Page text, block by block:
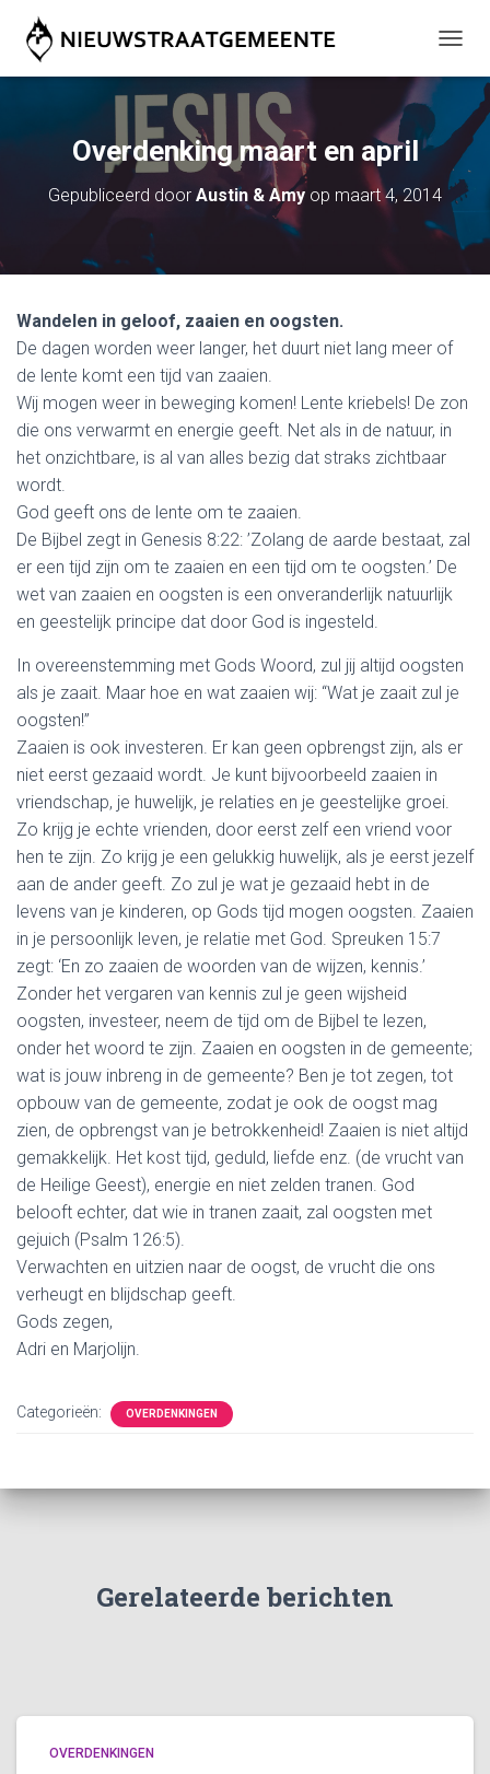
O
L
N
A
V
E
Overdenking maart en april
Gepubliceerd door Austin & Amy op maart 4, 2014
Wandelen in geloof, zaaien en oogsten.
De dagen worden weer langer, het duurt niet lang meer of
de lente komt een tijd van zaaien.
Wij mogen weer in beweging komen! Lente kriebels! De zon
die ons verwarmt en energie geeft. Net als in de natuur, in
het onzichtbare, is al van alles bezig dat straks zichtbaar
wordt.
God geeft ons de lente om te zaaien.
De Bijbel zegt in Genesis 8:22: ’Zolang de aarde bestaat, zal
er een tijd zijn om te zaaien en een tijd om te oogsten.’ De
wet van zaaien en oogsten is een onveranderlijk natuurlijk
en geestelijk principe dat door God is ingesteld.
In overeenstemming met Gods Woord, zul jij altijd oogsten
als je zaait. Maar hoe en wat zaaien wij: “Wat je zaait zul je
oogsten!”
Zaaien is ook investeren. Er kan geen opbrengst zijn, als er
niet eerst gezaaid wordt. Je kunt bijvoorbeeld zaaien in
vriendschap, je huwelijk, je relaties en je geestelijke groei.
Zo krijg je echte vrienden, door eerst zelf een vriend voor
hen te zijn. Zo krijg je een gelukkig huwelijk, als je eerst jezelf
aan de ander geeft. Zo zul je wat je gezaaid hebt in de
levens van je kinderen, op Gods tijd mogen oogsten. Zaaien
in je persoonlijk leven, je relatie met God. Spreuken 15:7
zegt: ‘En zo zaaien de woorden van de wijzen, kennis.’
Zonder het vergaren van kennis zul je geen wijsheid
oogsten, investeer, neem de tijd om de Bijbel te lezen,
onder het woord te zijn. Zaaien en oogsten in de gemeente;
wat is jouw inbreng in de gemeente? Ben je tot zegen, tot
opbouw van de gemeente, zodat je ook de oogst mag
zien, de opbrengst van je betrokkenheid! Zaaien is niet altijd
gemakkelijk. Het kost tijd, geduld, liefde enz. (de vrucht van
de Heilige Geest), energie en niet zelden tranen. God
belooft echter, dat wie in tranen zaait, zal oogsten met
gejuich (Psalm 126:5).
Verwachten en uitzien naar de oogst, de vrucht die ons
verheugt en blijdschap geeft.
Gods zegen,
Adri en Marjolijn.
Categorieën: OVERDENKINGEN
Gerelateerde berichten
OVERDENKINGEN